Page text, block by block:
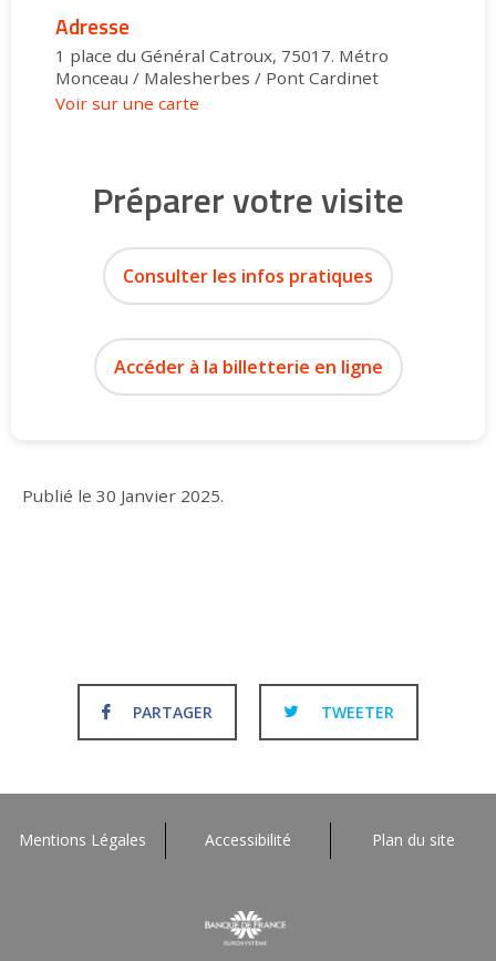
Adresse
1 place du Général Catroux, 75017. Métro
Monceau / Malesherbes / Pont Cardinet
Voir sur une carte
Préparer votre visite
Consulter les infos pratiques
Accéder à la billetterie en ligne
Publié le 30 Janvier 2025.
PARTAGER TWEETER
Mentions Légales Accessibilité Plan du site